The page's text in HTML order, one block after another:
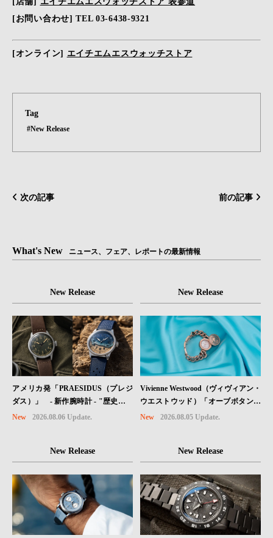
[お問い合わせ] TEL 03-6438-9321
[オンライン] エイチエムエスウォッチストア
Tag
#New Release
次の記事 前の記事
What's New ニュース、フェア、レポートの最新情報
New Release
アメリカ発「PRAESIDUS（プレジ
ダス）」 - 新作腕時計 - "歴史を身
に着ける“ -戦場を駆け抜けたWillys
込めた「A-11」コレクション2種類
が発売。
New 2026.08.06 Update.
New Release
Vivienne Westwood（ヴィヴィアン・
ウエストウッド）「オーブボタン」
コレクションに、⽇本限定カラーの
New 2026.08.05 Update.
New Release New Release